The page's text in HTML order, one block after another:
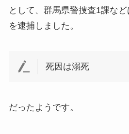
として、群馬県警捜査1課な
を逮捕しました。
死因は溺死
だったようです。